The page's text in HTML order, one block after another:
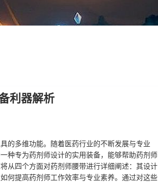
利器解析
的多维功能。随着医药行业的不断发展与专业
种专为药剂师设计的实用装备，能够帮助药剂师
从四个方面对药剂师腰带进行详细阐述：其设计
何提高药剂师工作效率与专业素养。通过对这些